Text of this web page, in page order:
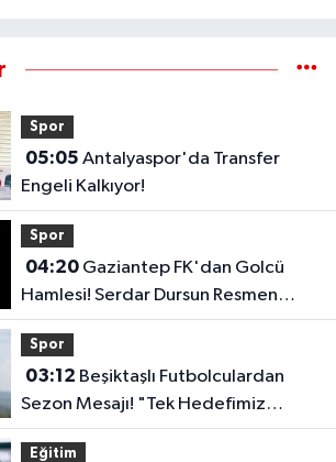
Spor
05:05
Engeli Kalkıyor!
Spor
04:20Gaziantep FK'dan Golcü
Hamlesi! Serdar Dursun Resmen
İmzayı Attı!
Spor
03:12
Sezon Mesajı! "Tek Hedefimiz
Şampiyonluk"
Eğitim